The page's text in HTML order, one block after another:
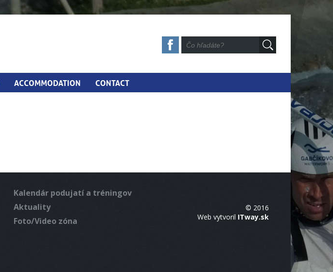
ACCOMMODATION CONTACT
Kalendár podujatí a tréningov
Aktuality
Foto/Video zóna
© 2016
Web vytvoril ITway.sk